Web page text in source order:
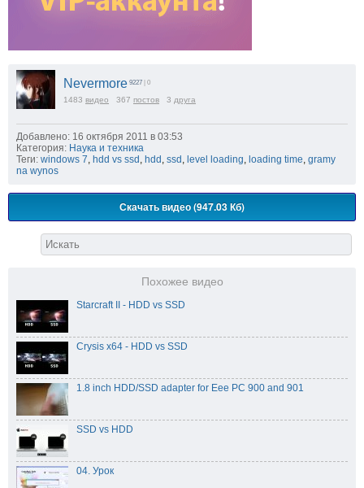
Nevermore 9227 | 0
1483 видео 367 постов 3 друга
Добавлено: 16 октября 2011 в 03:53
Категория: Наука и техника
Теги: windows 7, hdd vs ssd , hdd , ssd , level loading, loading time, gramy
na wynos
Скачать видео (947.03 Кб)
Похожее видео
Starcraft II - HDD vs SSD
Crysis x64 - HDD vs SSD
1.8 inch HDD/SSD adapter for Eee PC 900 and 901
SSD vs HDD
04. Урок